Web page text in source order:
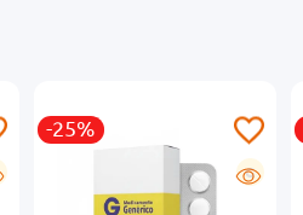
-25%
G